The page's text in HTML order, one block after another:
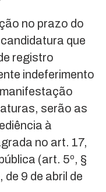
no prazo do
que
registro
indeferimento
serão as
à
no art. 17,
(art. 5º, §
de 9 de abril de